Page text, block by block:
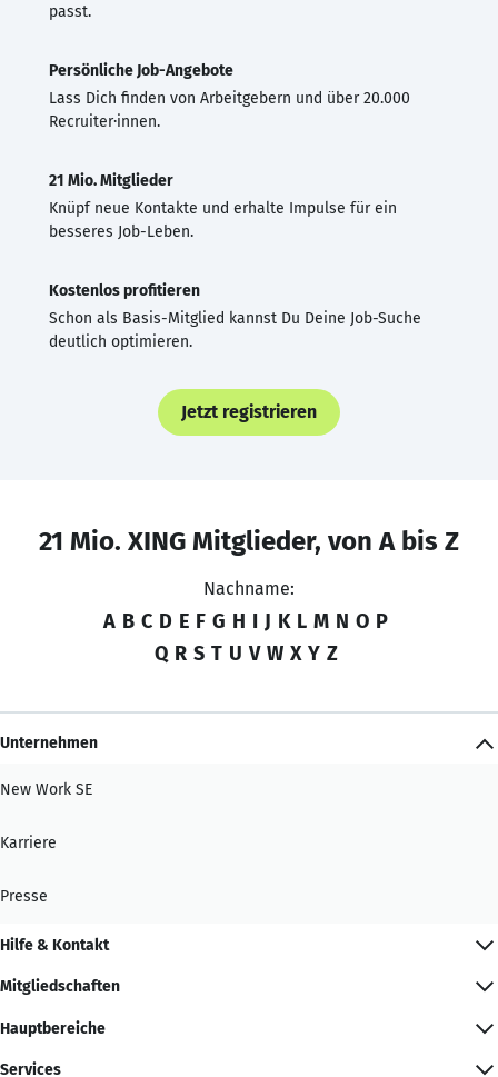
passt.
Persönliche Job-Angebote
Lass Dich finden von Arbeitgebern und über 20.000
Recruiter·innen.
21 Mio. Mitglieder
Knüpf neue Kontakte und erhalte Impulse für ein
besseres Job-Leben.
Kostenlos profitieren
Schon als Basis-Mitglied kannst Du Deine Job-Suche
deutlich optimieren.
Jetzt registrieren
21 Mio. XING Mitglieder, von A bis Z
Nachname:
A B C D E F G H I J K L M N O P
Q R S T U V W X Y Z
Unternehmen
New Work SE
Karriere
Presse
Hilfe & Kontakt
Mitgliedschaften
Hauptbereiche
Services